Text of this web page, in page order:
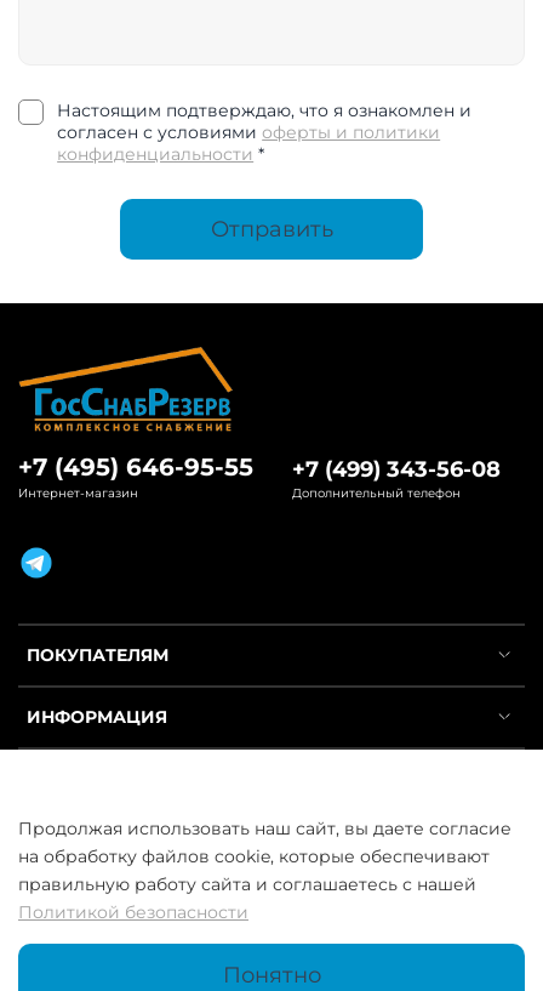
Настоящим подтверждаю, что я ознакомлен и
согласен с условиямиоферты и политики
конфиденциальности *
Отправить
ПОКУПАТЕЛЯМ
ИНФОРМАЦИЯ
+7 (495) 646-95-55
Интернет-магазин
+7 (499) 343-56-08
Дополнительный телефон
ООО «ГосСнабРезерв» © 2013–2026 - Продажа труб оптом и в
розницу
Продолжая использовать наш сайт, вы даете согласие
на обработку файлов cookie, которые обеспечивают
правильную работу сайта и соглашаетесь с нашей
Политикой безопасности
Понятно